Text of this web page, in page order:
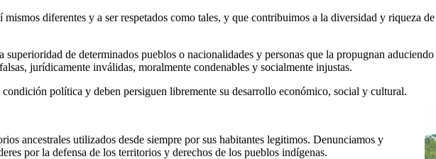
diferentes y a ser respetados como tales, y que contribuimos a la diversidad y riqueza
superioridad de determinados pueblos o nacionalidades y personas que la propugnan
jurídicamente inválidas, moralmente condenables y socialmente injustas.
política y deben persiguen libremente su desarrollo económico, social y cultural.
ancestrales utilizados desde siempre por sus habitantes legitimos. Denunciamos y
por la defensa de los territorios y derechos de los pueblos indígenas.